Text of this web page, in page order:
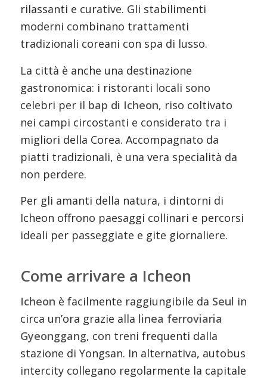
rilassanti e curative. Gli stabilimenti
moderni combinano trattamenti
tradizionali coreani con spa di lusso.
La città è anche una destinazione
gastronomica: i ristoranti locali sono
celebri per il bap di Icheon, riso coltivato
nei campi circostanti e considerato tra i
migliori della Corea. Accompagnato da
piatti tradizionali, è una vera specialità da
non perdere.
Per gli amanti della natura, i dintorni di
Icheon offrono paesaggi collinari e percorsi
ideali per passeggiate e gite giornaliere.
Come arrivare a Icheon
Icheon è facilmente raggiungibile da Seul in
circa un’ora grazie alla linea ferroviaria
Gyeonggang, con treni frequenti dalla
stazione di Yongsan. In alternativa, autobus
intercity collegano regolarmente la capitale